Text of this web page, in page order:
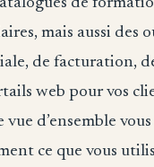
mais aussi des
de facturation,
web pour vos
d’ensemble
ce que vous